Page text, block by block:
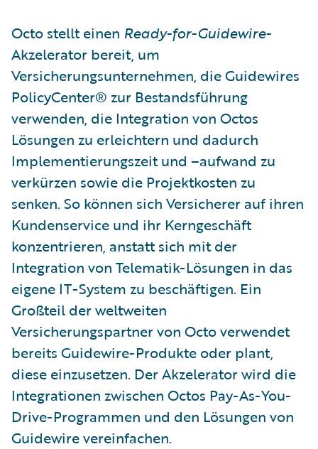
Octo stellt einen Ready-for-Guidewire-
Akzelerator bereit, um
Versicherungsunternehmen, die Guidewires
PolicyCenter® zur Bestandsführung
verwenden, die Integration von Octos
Lösungen zu erleichtern und dadurch
Implementierungszeit und –aufwand zu
verkürzen sowie die Projektkosten zu
senken. So können sich Versicherer auf ihren
Kundenservice und ihr Kerngeschäft
konzentrieren, anstatt sich mit der
Integration von Telematik-Lösungen in das
eigene IT-System zu beschäftigen. Ein
Großteil der weltweiten
Versicherungspartner von Octo verwendet
bereits Guidewire-Produkte oder plant,
diese einzusetzen. Der Akzelerator wird die
Integrationen zwischen Octos Pay-As-You-
Drive-Programmen und den Lösungen von
Guidewire vereinfachen.